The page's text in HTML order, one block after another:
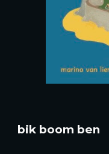
bik boom ben